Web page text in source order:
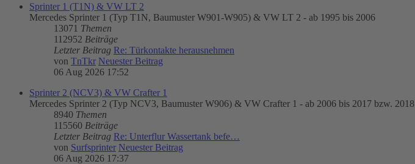
Sprinter 1 (T1N) & VW LT 2
Mercedes Sprinter 1 (Typ T1N, Baumuster W901-W905) & VW LT 2 - ab 1995 bis 2006
13071 Themen
112952 Beiträge
Letzter Beitrag Re: Türkontakte herausnehmen
von TnTkr Neuester Beitrag
06 Aug 2026 17:52
Sprinter 2 (NCV3) & VW Crafter 1
Mercedes Sprinter 2 (Typ NCV3, Baumuster W906) & VW Crafter 1 - ab 2006 bis 2017 bzw. 2018
8940 Themen
115560 Beiträge
Letzter Beitrag Re: Unterflur Wassertank befe…
von Surfsprinter Neuester Beitrag
06 Aug 2026 17:37